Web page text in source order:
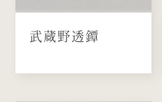
武蔵野透鐔